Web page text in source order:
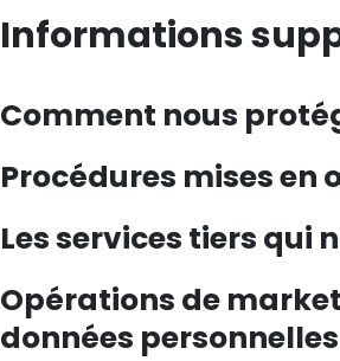
Informations
Comment nous
Procédures mises en
Les services tiers qui
Opérations de
données personnelles